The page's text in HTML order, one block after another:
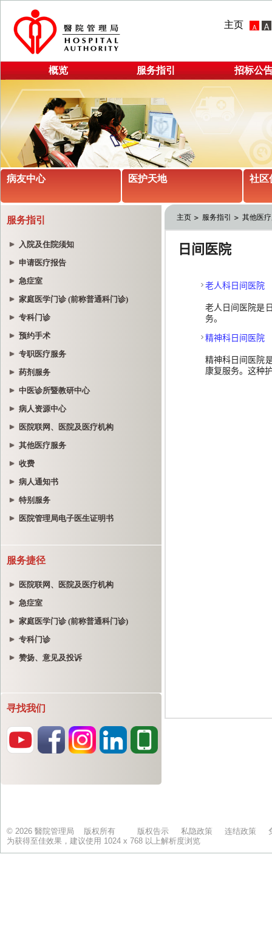
主页
概览 服务指引 招标公
病友中心 医护天地 社区
服务指引
入院及住院须知
申请医疗报告
急症室
家庭医学门诊 (前称普通科门诊)
专科门诊
预约手术
专职医疗服务
药剂服务
中医诊所暨教研中心
病人资源中心
医院联网、医院及医疗机构
其他医疗服务
收费
病人通知书
特别服务
医院管理局电子医生证明书
服务捷径
医院联网、医院及医疗机构
急症室
家庭医学门诊 (前称普通科门诊)
专科门诊
赞扬、意见及投诉
寻找我们
主页 服务指引 其他医
© 2026 醫院管理局 版权所有 版权告示 私隐政策 连结政策
为获得至佳效果，建议使用 1024 x 768 以上解析度浏览